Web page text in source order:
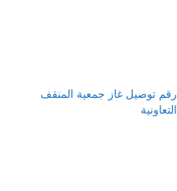
رقم توصيل غاز جمعية المنقف
التعاونية